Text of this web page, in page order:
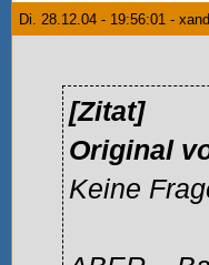
Di. 28.12.04 - 19:56:01 -
[Zitat]
Original
Keine